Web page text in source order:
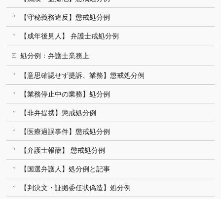
【守秘義務違反】懲戒処分例
【成年後見人】 弁護士戒処分例
処分例：弁護士業務上
【意思確認せず提訴、業務】懲戒処分例
【業務停止中の業務】処分例
【非弁提携】懲戒処分例
【医療過誤事件】懲戒処分例
【弁護士報酬】 懲戒処分例
【国選弁護人】処分例と記事
【判決文・証拠委任状偽造】処分例